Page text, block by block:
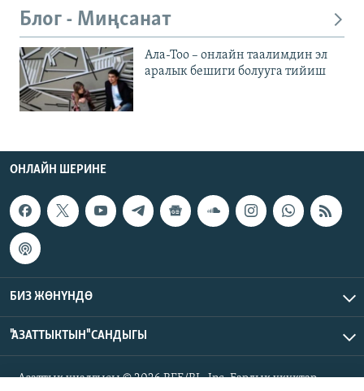
Блог - Миңсанат
Ала-Тоо – онлайн таалимдин эл
аралык бешиги болууга тийиш
ОНЛАЙН ШЕРИНЕ
БИЗ ЖӨНҮНДӨ
"АЗАТТЫКТЫН" САНДЫГЫ
Азаттык үналгысы © 2026 RFE/RL, Inc. Бардык укуктар